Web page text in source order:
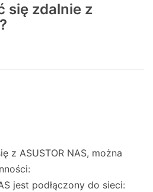
się zdalnie z
z ASUSTOR NAS, można
jest podłączony do sieci: